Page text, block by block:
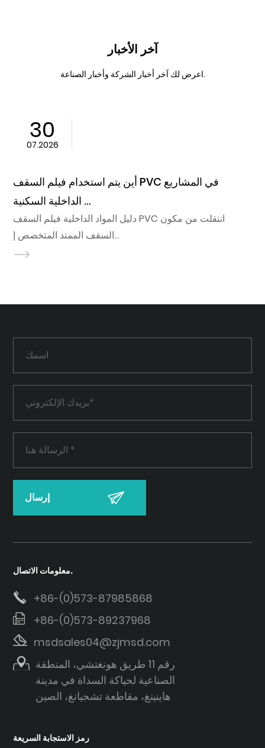
آخر الأخبار
اعرض لك آخر أخبار الشركة وأخبار الصناعة.
30
07.2026
أين يتم استخدام فيلم السقف PVC في المشاريع
دليل المواد الداخلية فيلم السقف PVC انتقلت من مكون
معلومات الاتصال.
+86-(0)573-87985868
+86-(0)573-89237968
msdsales04@zjmsd.com
رقم 11 طريق هونغتشي، المنطقة
الصناعية لحياكة السداة في مدينة
هاينينغ، مقاطعة تشجيانغ، الصين
رمز الاستجابة السريعة